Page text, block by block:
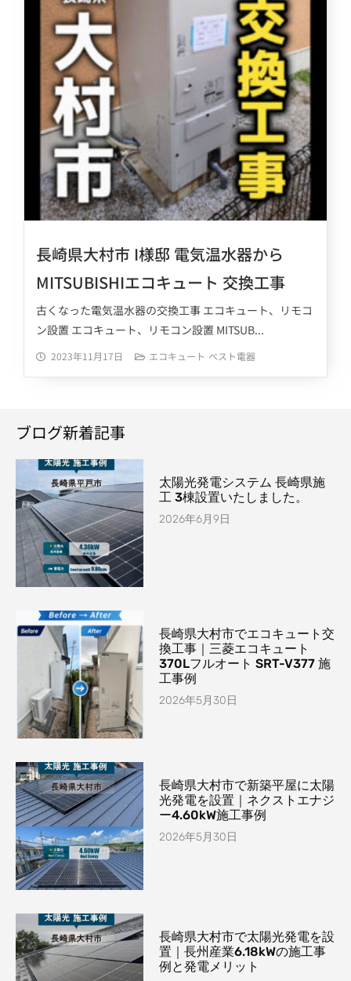
長崎県大村市 I様邸 電気温水器から
MITSUBISHIエコキュート 交換工事
古くなった電気温水器の交換工事 エコキュート、リモコ
ン設置 エコキュート、リモコン設置 MITSUB...
2023年11月17日 エコキュート ベスト電器
ブログ新着記事
太陽光発電システム 長崎県施
工 3棟設置いたしました。
2026年6月9日
長崎県大村市でエコキュート交
換工事｜三菱エコキュート
370Lフルオート SRT-V377 施
工事例
2026年5月30日
長崎県大村市で新築平屋に太陽
光発電を設置｜ネクストエナジ
ー4.60kW施工事例
2026年5月30日
長崎県大村市で太陽光発電を設
置｜長州産業6.18kWの施工事
例と発電メリット